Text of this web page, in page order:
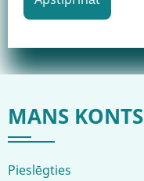
MANS KONTS
Pieslēgties